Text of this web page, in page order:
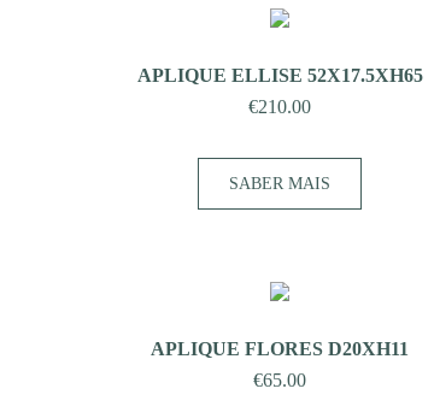
APLIQUE ELLISE 52X17.5XH65
€210.00
SABER MAIS
APLIQUE FLORES D20XH11
€65.00